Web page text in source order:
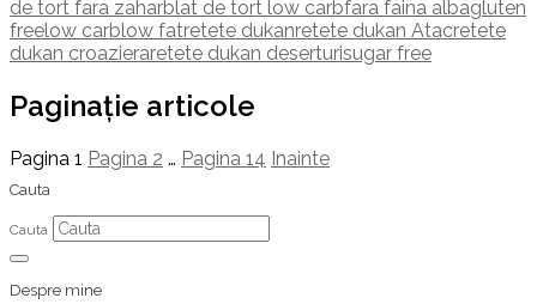
de tort fara zaharblat de tort low carbfara faina albagluten
freelow carblow fatretete dukanretete dukan Atacretete
dukan croazieraretete dukan deserturisugar free
Paginație articole
Pagina 1 Pagina 2 … Pagina 14 Inainte
Cauta
Cauta
Despre mine